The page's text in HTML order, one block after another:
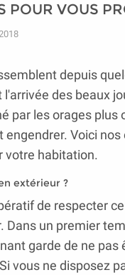
POUR VOUS
depuis
des beaux
par les orages plus
Voici
votre habitation.
extérieur ?
de respecter
Dans un premier
garde de ne
vous ne disposez